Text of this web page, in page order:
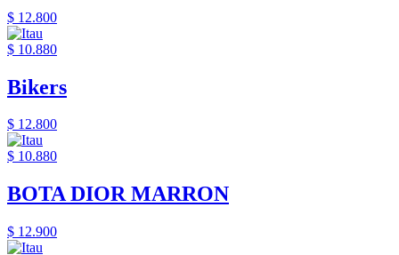
$ 12.800
$ 10.880
Bikers
$ 12.800
$ 10.880
BOTA DIOR MARRON
$ 12.900